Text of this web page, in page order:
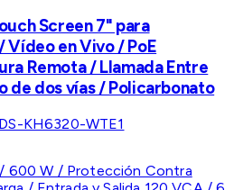
Screen 7" para
en Vivo / PoE
Remota / Llamada Entre
de dos vías / Policarbonato
DS-KH6320-WTE1